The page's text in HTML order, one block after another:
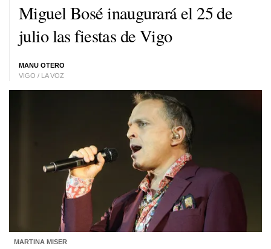
Miguel Bosé inaugurará el 25 de
julio las fiestas de Vigo
MANU OTERO
VIGO / LA VOZ
MARTINA MISER